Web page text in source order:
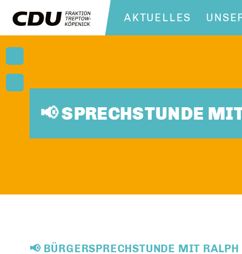
AKTUELLES
📢 SPRECHSTUNDE
📢 BÜRGERSPRECHSTUNDE MIT